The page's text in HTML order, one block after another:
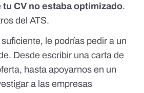
tu CV no estaba optimizado.
del ATS.
le podrías pedir a un
Desde escribir una carta de
hasta apoyarnos en un
a las empresas